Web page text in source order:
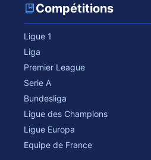
Compétitions
Ligue 1
Liga
Premier League
Serie A
Bundesliga
Ligue des Champions
Ligue Europa
Equipe de France